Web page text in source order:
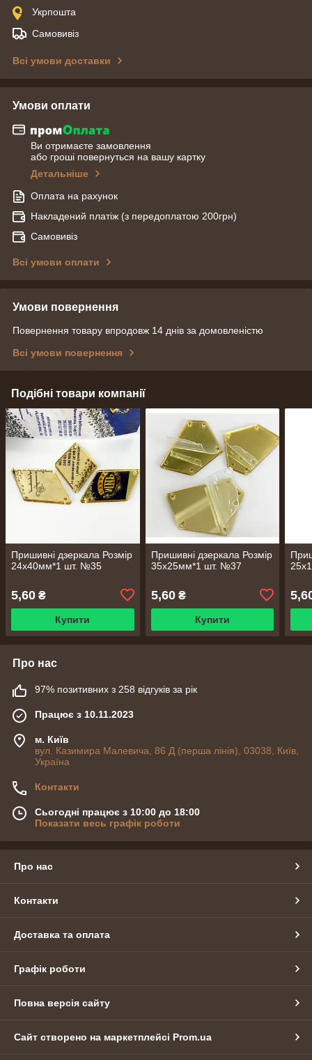
Укрпошта
Самовивіз
Всі умови доставки
Умови оплати
Ви отримаєте замовлення
або гроші повернуться на вашу картку
Детальніше
Оплата на рахунок
Накладений платіж (з передоплатою 200грн)
Самовивіз
Всі умови оплати
Умови повернення
Повернення товару впродовж 14 днів за домовленістю
Всі умови повернення
Подібні товари компанії
Пришивні дзеркала Розмір
24х40мм*1 шт. №35
5,60 ₴
Купити
Пришивні дзеркала Розмір
35х25мм*1 шт. №37
5,60₴
Купити
Про нас
97% позитивних з 258 відгуків за рік
Працює з 10.11.2023
м. Київ
вул. Казимира Малевича, 86 Д (перша лінія), 03038, Київ,
Україна
Контакти
Сьогодні працює з 10:00 до 18:00
Показати весь графік роботи
Про нас
Контакти
Доставка та оплата
Графік роботи
Повна версія сайту
Сайт створено на маркетплейсі Prom.ua